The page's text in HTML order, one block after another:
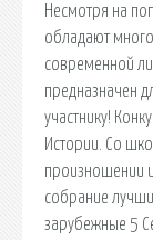
Несмотря на
обладают
современной
предназначен
участнику!
Истории. Со
произношении
собрание
зарубежные 5